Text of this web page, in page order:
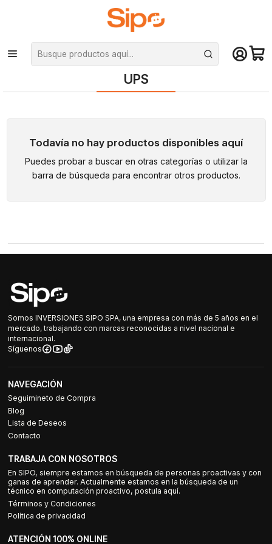
¡Compra hasta mediodía y recibe hoy! De lunes a sábado en el gran
Santiago. Envío gratis desde $29.990
Inicio Redes y conectividad Energía y UPS UPS
UPS
Todavía no hay productos disponibles aquí
Puedes probar a buscar en otras categorías o utilizar la
barra de búsqueda para encontrar otros productos.
Somos INVERSIONES SIPO SPA, una empresa con más de 5 años en el
mercado, trabajando con marcas reconocidas a nivel nacional e
internacional.
Síguenos
NAVEGACIÓN
Seguimineto de Compra
Blog
Lista de Deseos
Contacto
TRABAJA CON NOSOTROS
En SIPO, siempre estamos en búsqueda de personas proactivas y con
ganas de aprender. Actualmente estamos en la búsqueda de un
técnico en computación proactivo, postula aquí.
Términos y Condiciones
Política de privacidad
ATENCIÓN 100% ONLINE